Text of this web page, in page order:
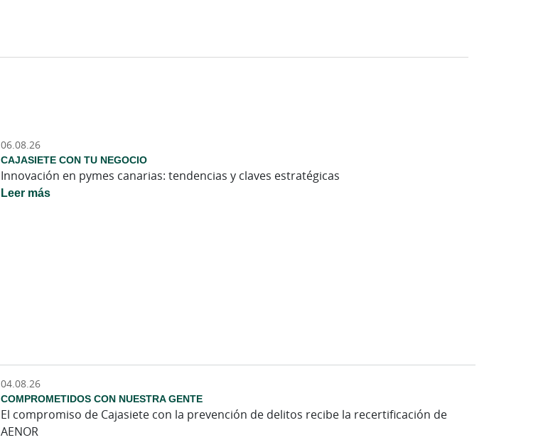
06.08.26
CAJASIETE CON TU NEGOCIO
Innovación en pymes canarias: tendencias y claves estratégicas
Leer más
04.08.26
COMPROMETIDOS CON NUESTRA GENTE
El compromiso de Cajasiete con la prevención de delitos recibe la recertificación de
AENOR